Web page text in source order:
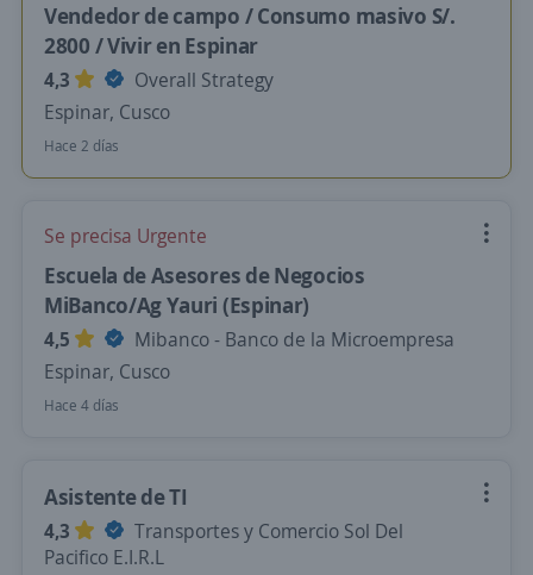
Vendedor de campo / Consumo masivo S/.
2800 / Vivir en Espinar
4,3
Overall Strategy
Espinar, Cusco
Hace 2 días
Se precisa Urgente
Escuela de Asesores de Negocios
MiBanco/Ag Yauri (Espinar)
4,5
Mibanco - Banco de la Microempresa
Espinar, Cusco
Hace 4 días
Asistente de TI
4,3
Transportes y Comercio Sol Del
Pacifico E.I.R.L